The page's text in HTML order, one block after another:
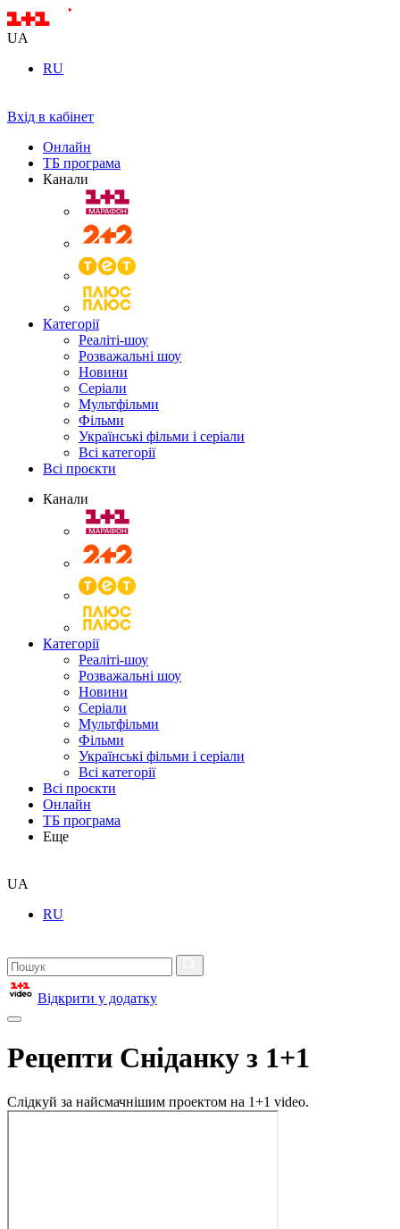
UA
RU
Вхід в кабінет
Онлайн
ТБ програма
Канали
Категорії
Реаліті-шоу
Розважальні шоу
Новини
Серіали
Мультфільми
Фільми
Українські фільми і серіали
Всі категорії
Всі проєкти
Канали
Категорії
Реаліті-шоу
Розважальні шоу
Новини
Серіали
Мультфільми
Фільми
Українські фільми і серіали
Всі категорії
Всі проєкти
Онлайн
ТБ програма
Еще
UA
RU
Відкрити у додатку
Рецепти Сніданку з 1+1
Слідкуй за найсмачнішим проектом на 1+1 video.